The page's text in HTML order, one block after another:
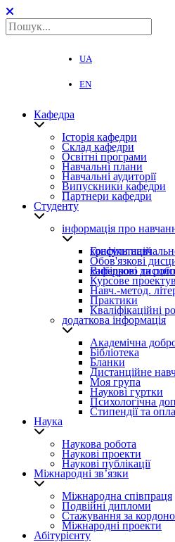
UA
EN
Кафедра
Історія кафедри
Склад кафедри
Освітні програми
Навчальні плани
Навчальні аудиторії
Випускники кафедри
Партнери кафедри
Студенту
інформація про
Графіки навчального процесу та консультацій
Обов'язкові
Вибіркові дисципліни рекомендовані
Курсове
Навч.-метод.
Практики
Кваліфікаційні
додаткова інформація
Академічна
Бібліотека
Бланки
Дистанційне
Моя група
Наукові гуртки
Психологічна
Стипендії та
Наука
Наукова робота
Наукові проекти
Наукові публікації
Міжнародні зв’язки
Міжнародна співпраця
Подвійні дипломи
Стажування за
Міжнародні проекти
Абітурієнту